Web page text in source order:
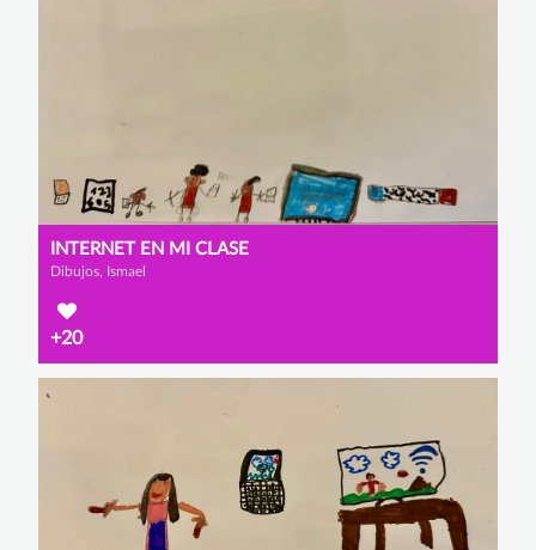
INTERNET EN MI CLASE
Dibujos, Ismael
+20